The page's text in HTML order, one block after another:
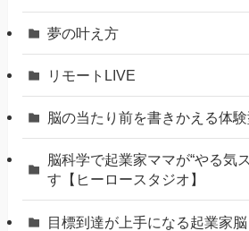
夢の叶え方
リモートLIVE
脳の当たり前を書きかえる体
脳科学で起業家ママが“やる気
す【ヒーロースタジオ】
⽬標到達が上⼿になる起業家